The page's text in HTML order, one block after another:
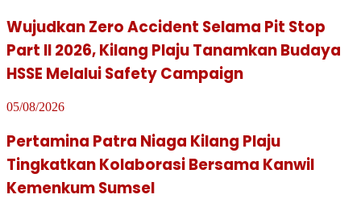
Wujudkan Zero Accident Selama Pit Stop
Part II 2026, Kilang Plaju Tanamkan Budaya
HSSE Melalui Safety Campaign
05/08/2026
Pertamina Patra Niaga Kilang Plaju
Tingkatkan Kolaborasi Bersama Kanwil
Kemenkum Sumsel